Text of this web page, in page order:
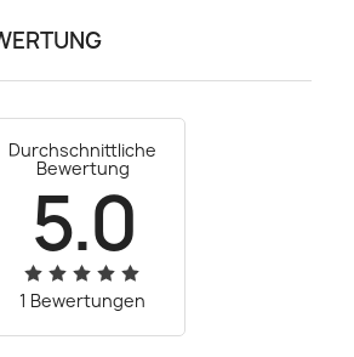
Durchschnittliche
Bewertung
5.0
1 Bewertungen